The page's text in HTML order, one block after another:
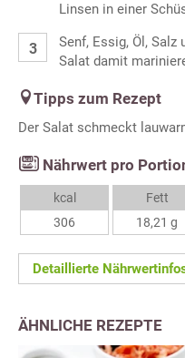
Linsen in einer
Senf, Essig, Öl, Salz
Salat damit
Tipps zum Rezept
Der Salat schmeckt
Nährwert pro
kcal
306
Fett
18,21 g
Detaillierte
ÄHNLICHE REZEPTE